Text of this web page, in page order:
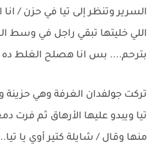
السرير وتنظر إلى تيا في حزن /
اللي خليتها تبقي راجل في
بترحم.... بس انا هصلح الغلط ده
تركت جولفدان الغرفة وهي حزينة
تيا ويبدو عليها الأرهاق ثم فرت
منها وقال / شايلة كتير أوي يا